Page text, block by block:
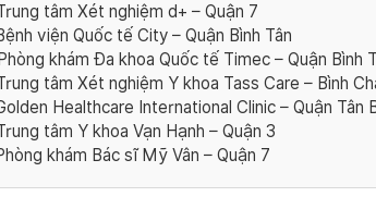
tâm Xét nghiệm d+ – Quận 7
viện Quốc tế City – Quận Bình Tân
Phòng khám Đa khoa Quốc tế Timec – Quận Bình
tâm Xét nghiệm Y khoa Tass Care – Bình
Healthcare International Clinic – Quận Tân
tâm Y khoa Vạn Hạnh – Quận 3
khám Bác sĩ Mỹ Vân – Quận 7